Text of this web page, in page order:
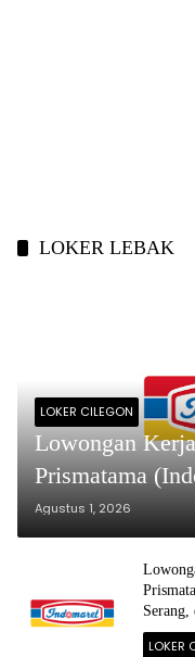
LOKER LEBAK
LOKER CILEGON
Lowongan
Prismatama
(Serang,
Agustus 1, 2026
Serang,
LOKER